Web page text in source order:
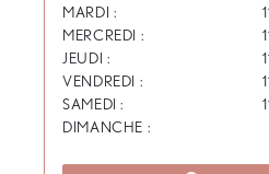
MARDI :
MERCREDI :
JEUDI :
VENDREDI :
SAMEDI :
DIMANCHE :